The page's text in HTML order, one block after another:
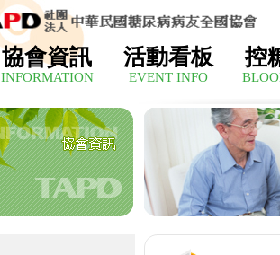
協會資訊
INFORMATION
活動看板
EVENT INFO
控